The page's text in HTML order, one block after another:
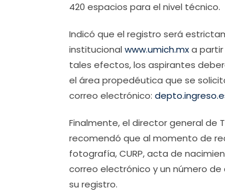
420 espacios para el nivel técnico.
Indicó que el registro será
institucional www.umich.mxa partir
tales efectos, los aspirantes
el área propedéutica que se
correo electrónico:
Finalmente, el director general de
recomendó que al momento de
fotografía, CURP, acta de
correo electrónico y un número
su registro.